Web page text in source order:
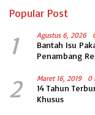
Popular Post
1 Agustus 6, 2026
Bantah Isu
Penambang
2 Maret 16, 2019 0
14 Tahun
Khusus